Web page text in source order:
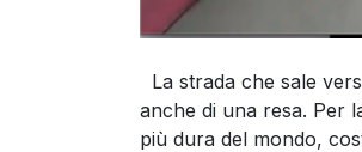
La strada che sale
anche di una resa. Per
più dura del mondo,